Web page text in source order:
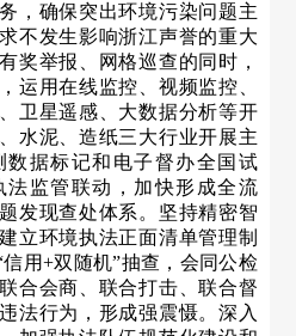
，确保突出环境污染问题主
不发生影响浙江声誉的重大
奖举报、网格巡查的同时，
运用在线监控、视频监控、
卫星遥感、大数据分析等开
水泥、造纸三大行业开展主
据标记和电子督办全国试
法监管联动，加快形成全流
发现查处体系。坚持精密智
立环境执法正面清单管理制
用+双随机”抽查，会同公检
合会商、联合打击、联合督
法行为，形成强震慑。深入